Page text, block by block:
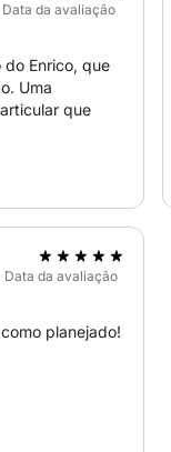
este ano,
com escada e
motor
da avaliação
do Enrico, que
Uma
que
da avaliação
planejado!